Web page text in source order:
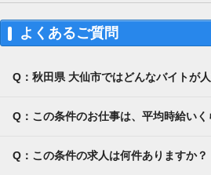
よくあるご質問
Q：秋田県 大仙市ではどんなバイトが
Q：この条件のお仕事は、平均時給いく
Q：この条件の求人は何件ありますか？